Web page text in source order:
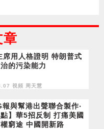
章
席用人格證明 特朗普式
的污染能力
視頻 周天慧
報與幫港出聲聯合製作‧
】華5招反制 打痛美國
窮途 中國開新路